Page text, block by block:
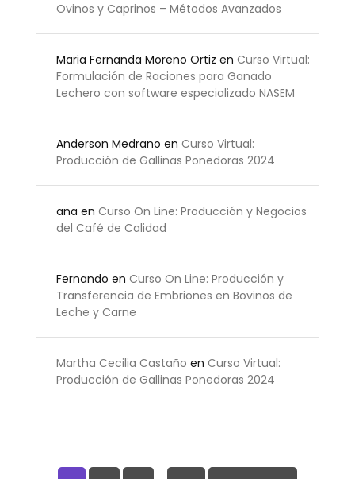
Ovinos y Caprinos – Métodos Avanzados
Maria Fernanda Moreno Ortiz en Curso Virtual:
Formulación de Raciones para Ganado
Lechero con software especializado NASEM
Anderson Medrano en Curso Virtual:
Producción de Gallinas Ponedoras 2024
ana en Curso On Line: Producción y Negocios
del Café de Calidad
Fernando en Curso On Line: Producción y
Transferencia de Embriones en Bovinos de
Leche y Carne
Martha Cecilia Castaño en Curso Virtual:
Producción de Gallinas Ponedoras 2024